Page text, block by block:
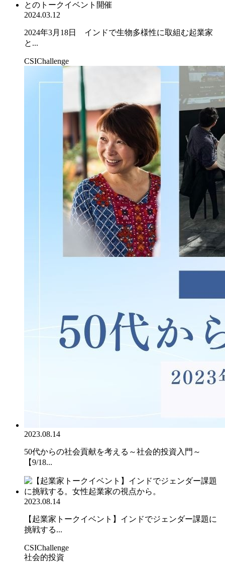
2024.03.12
2024年3月18日 インドで生物多様性に取組む起業家
と...
CSIChallenge
2023.08.14
50代からの社会貢献を考える～社会的投資入門～
【9/18...
2023.08.14
【起業家トークイベント】インドでジェンダー課題に
挑戦する...
CSIChallenge
社会的投資